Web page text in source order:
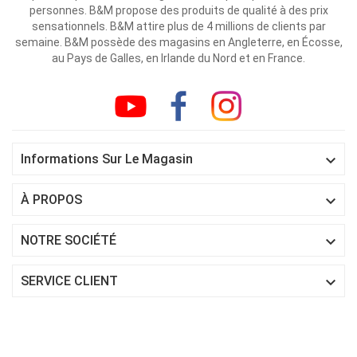
personnes. B&M propose des produits de qualité à des prix
sensationnels. B&M attire plus de 4 millions de clients par
semaine. B&M possède des magasins en Angleterre, en Écosse,
au Pays de Galles, en Irlande du Nord et en France.
Informations Sur Le Magasin 
À PROPOS 
NOTRE SOCIÉTÉ 
SERVICE CLIENT 